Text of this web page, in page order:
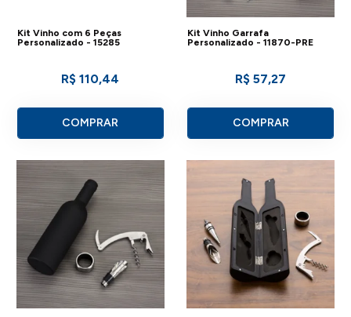
Kit Vinho com 6 Peças
Personalizado - 15285
R$ 110,44
COMPRAR
Kit Vinho Garrafa
Personalizado - 11870-PRE
R$ 57,27
COMPRAR